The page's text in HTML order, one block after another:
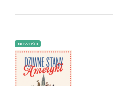
NOWOŚCI